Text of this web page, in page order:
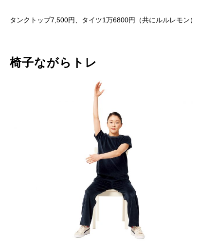
タンクトップ7,500円、タイツ1万6800円（共にルルレモン）
椅子ながらトレ